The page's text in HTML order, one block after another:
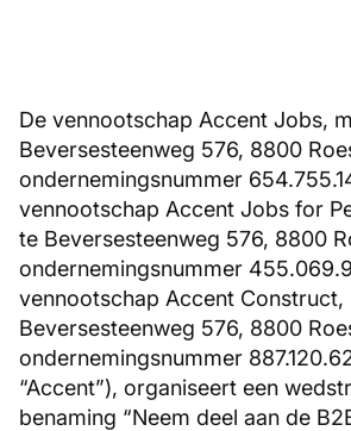
De vennootschap Accent Jobs,
Beversesteenweg 576, 8800
ondernemingsnummer
vennootschap Accent Jobs for
te Beversesteenweg 576, 8800
ondernemingsnummer
vennootschap Accent Construct,
Beversesteenweg 576, 8800
ondernemingsnummer
“Accent”), organiseert een
benaming “Neem deel aan de